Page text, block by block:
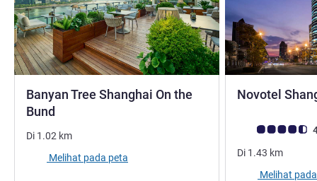
Banyan Tree Shanghai On the
Bund
Di 1.02 km
Melihat pada peta
Novotel
Catatan tamu
Di 1.43 km
Melihat